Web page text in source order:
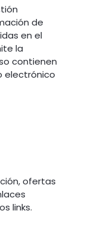
de
en el
la
contienen
electrónico
ofertas
links.